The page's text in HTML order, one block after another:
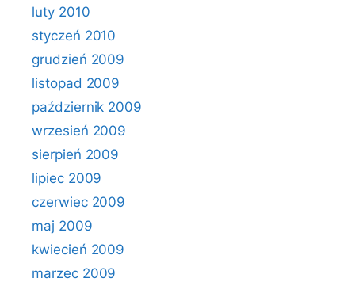
luty 2010
styczeń 2010
grudzień 2009
listopad 2009
październik 2009
wrzesień 2009
sierpień 2009
lipiec 2009
czerwiec 2009
maj 2009
kwiecień 2009
marzec 2009